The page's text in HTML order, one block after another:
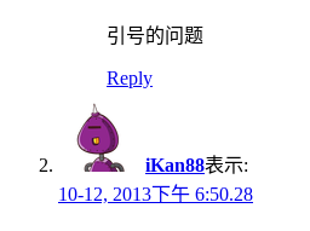
引号的问题
Reply
iKan88表示:
10-12, 2013下午 6:50.28